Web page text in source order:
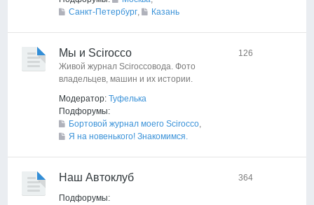
Санкт-Петербург, Казань
Мы и Scirocco
Живой журнал Sciroccoвода. Фото
владельцев, машин и их истории.
Модератор: Туфелька
Подфорумы:
Бортовой журнал моего Scirocco,
Я на новенького! Знакомимся.
126
Наш Автоклуб
Подфорумы:
364